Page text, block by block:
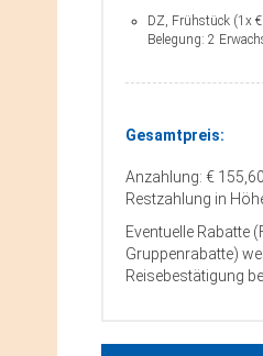
DZ, Frühstück (1x
Belegung: 2
Gesamtpreis:
Anzahlung: € 155,60
Restzahlung in
Eventuelle Rabatte
Gruppenrabatte)
Reisebestätigung